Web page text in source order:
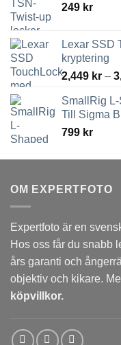
249 kr
Lexar SSD
kryptering
2,449 kr –
SmallRig
Till Sigma
799 kr
OM EXPERTFOTO
Expertfoto är en
Hos oss får du snabb
års garanti och
objektiv och kikare.
köpvillkor.